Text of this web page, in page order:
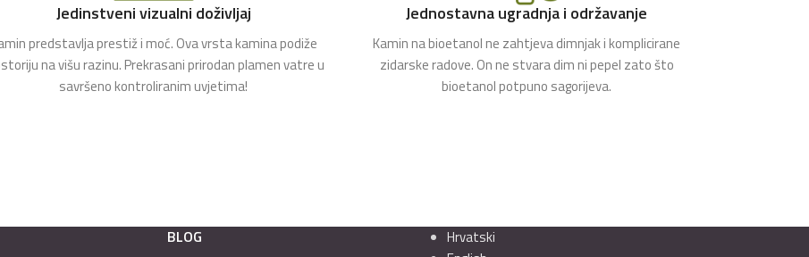
Jedinstveni vizualni doživljaj
predstavlja prestiž i moć. Ova vrsta kamina podiže
na višu razinu. Prekrasani prirodan plamen vatre u
savršeno kontroliranim uvjetima!
Jednostavna ugradnja i održavanje
Kamin na bioetanol ne zahtjeva dimnjak i komplicirane
zidarske radove. On ne stvara dim ni pepel zato što
bioetanol potpuno sagorijeva.
BLOG
Hrvatski